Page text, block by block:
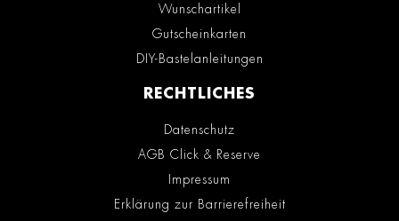
Wunschartikel
Gutscheinkarten
DIY-Bastelanleitungen
RECHTLICHES
Datenschutz
AGB Click & Reserve
Impressum
Erklärung zur Barrierefreiheit